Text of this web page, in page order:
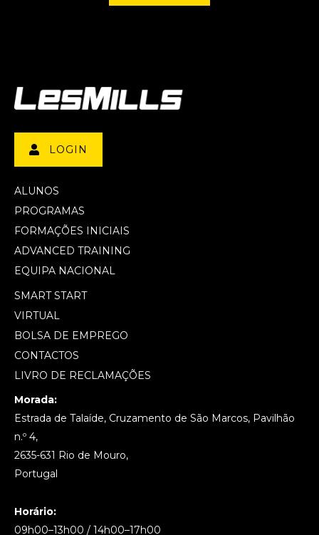
LOGIN
ALUNOS
PROGRAMAS
FORMAÇÕES INICIAIS
ADVANCED TRAINING
EQUIPA NACIONAL
SMART START
VIRTUAL
BOLSA DE EMPREGO
CONTACTOS
LIVRO DE RECLAMAÇÕES
Morada:
Estrada de Talaíde, Cruzamento de São Marcos, Pavilhão
n.º 4,
2635-631 Rio de Mouro,
Portugal
Horário:
09h00–13h00 / 14h00–17h00